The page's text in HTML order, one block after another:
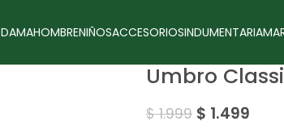
DAMAHOMBRENIÑOSACCESORIOSINDUMENTARIA
Umbro
$1.999 $ 1.499